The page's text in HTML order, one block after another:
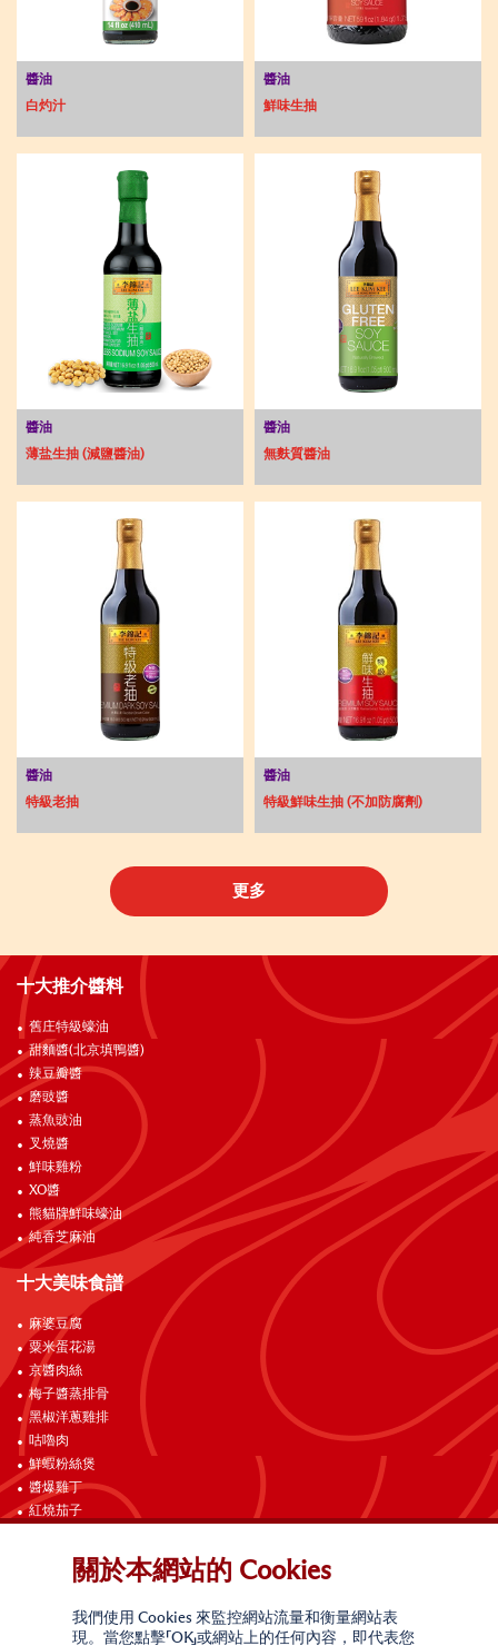
醬油
白灼汁
醬油
鮮味生抽
醬油
薄盐生抽 (減鹽醬油)
醬油
無麩質醬油
醬油
特級老抽
醬油
特級鮮味生抽 (不加防腐劑)
更多
十大推介醬料
舊庄特級蠔油
甜麵醬(北京填鴨醬)
辣豆瓣醬
磨豉醬
蒸魚豉油
叉燒醬
鮮味雞粉
XO醬
熊貓牌鮮味蠔油
純香芝麻油
十大美味食譜
麻婆豆腐
粟米蛋花湯
京醬肉絲
梅子醬蒸排骨
黑椒洋蔥雞排
咕嚕肉
鮮蝦粉絲煲
醬爆雞丁
紅燒茄子
聯絡我們關於本網站的 Cookies
我們使用 Cookies 來監控網站流量和衡量網站表
現。當您點擊「OK」或網站上的任何內容，即代表您